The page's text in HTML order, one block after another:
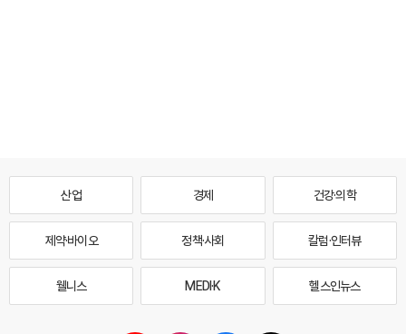
산업 경제 건강·의학
제약·바이오 정책·사회 칼럼·인터뷰
웰니스 MEDI·K 헬스인뉴스